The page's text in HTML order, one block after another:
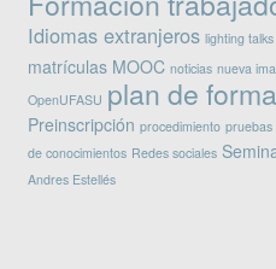
Idiomas extranjeros lighting talks
matrículas MOOC noticias nueva
OpenUFASU plan de
Preinscripción procedimiento pruebas
de conocimientos Redes sociales
Andres Estellés